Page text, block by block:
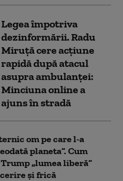
Legea împotriva
dezinformării. Radu
Miruță cere acțiune
rapidă după atacul
asupra ambulanței:
Minciuna online a
ajuns în stradă
om pe care l-a
planeta”. Cum
„lumea liberă”
și frică